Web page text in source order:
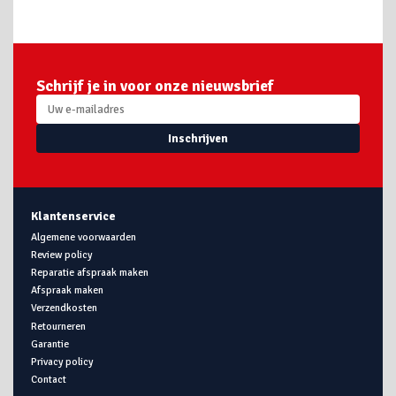
Schrijf je in voor onze nieuwsbrief
Inschrijven
Klantenservice
Algemene voorwaarden
Review policy
Reparatie afspraak maken
Afspraak maken
Verzendkosten
Retourneren
Garantie
Privacy policy
Contact